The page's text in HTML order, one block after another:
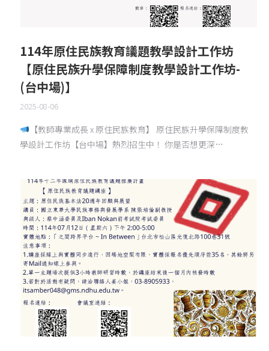
114年原住民族教育議題教學設計工作坊
【原住民族升學保障制度教學設計工作坊-
(台中場)】
2025-08-06
【教師專業成長 x 原住民族教育】 原住民族升學保障制度教
學設計工作坊【台中場】熱烈招生中！ 你是否想更深…